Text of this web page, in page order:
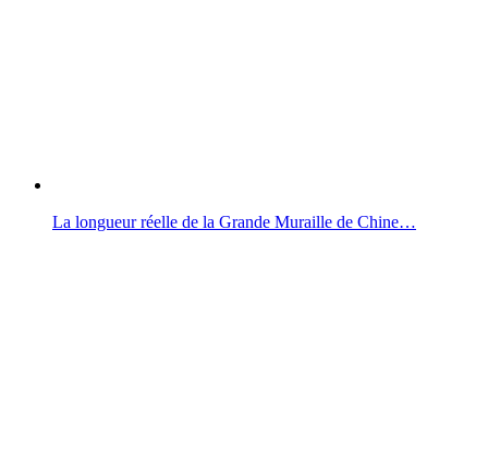
La longueur réelle de la Grande Muraille de Chine…